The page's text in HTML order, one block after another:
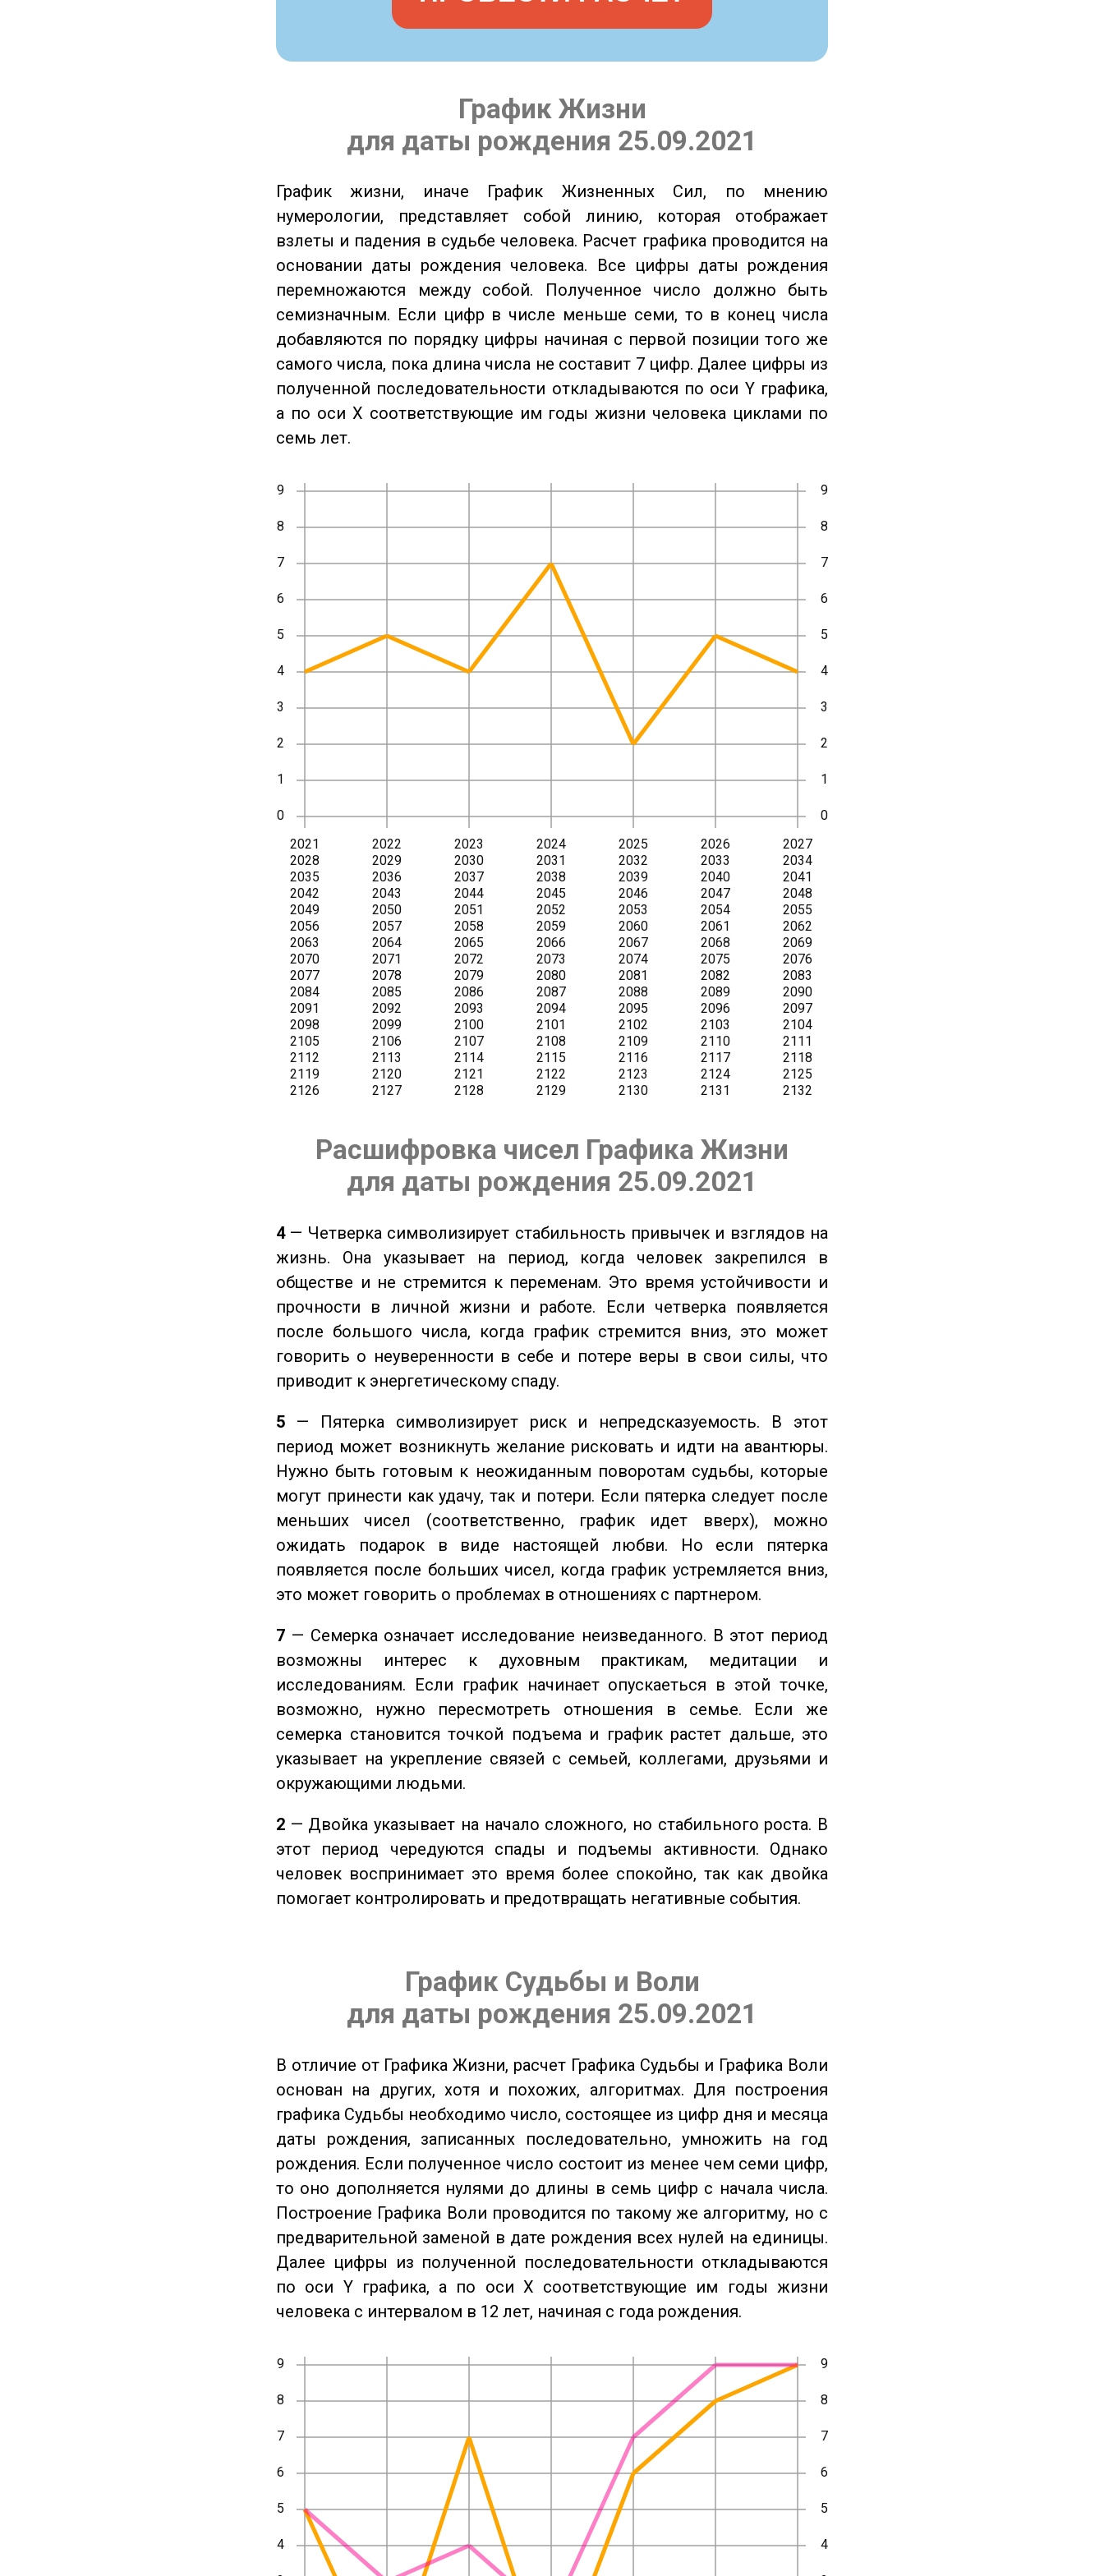
График Жизни
для даты рождения 25.09.2021
График жизни, иначе График Жизненных Сил, по мнению
нумерологии, представляет собой линию, которая отображает
взлеты и падения в судьбе человека. Расчет графика проводится на
основании даты рождения человека. Все цифры даты рождения
перемножаются между собой. Полученное число должно быть
семизначным. Если цифр в числе меньше семи, то в конец числа
добавляются по порядку цифры начиная с первой позиции того же
самого числа, пока длина числа не составит 7 цифр. Далее цифры из
полученной последовательности откладываются по оси Y графика,
а по оси X соответствующие им годы жизни человека циклами по
семь лет.
Расшифровка чисел Графика Жизни
для даты рождения 25.09.2021
4— Четверка символизирует стабильность привычек и взглядов на
жизнь. Она указывает на период, когда человек закрепился в
обществе и не стремится к переменам. Это время устойчивости и
прочности в личной жизни и работе. Если четверка появляется
после большого числа, когда график стремится вниз, это может
говорить о неуверенности в себе и потере веры в свои силы, что
приводит к энергетическому спаду.
5 — Пятерка символизирует риск и непредсказуемость. В этот
период может возникнуть желание рисковать и идти на авантюры.
Нужно быть готовым к неожиданным поворотам судьбы, которые
могут принести как удачу, так и потери. Если пятерка следует после
меньших чисел (соответственно, график идет вверх), можно
ожидать подарок в виде настоящей любви. Но если пятерка
появляется после больших чисел, когда график устремляется вниз,
это может говорить о проблемах в отношениях с партнером.
7 — Семерка означает исследование неизведанного. В этот период
возможны интерес к духовным практикам, медитации и
исследованиям. Если график начинает опускаеться в этой точке,
возможно, нужно пересмотреть отношения в семье. Если же
семерка становится точкой подъема и график растет дальше, это
указывает на укрепление связей с семьей, коллегами, друзьями и
окружающими людьми.
2 — Двойка указывает на начало сложного, но стабильного роста. В
этот период чередуются спады и подъемы активности. Однако
человек воспринимает это время более спокойно, так как двойка
помогает контролировать и предотвращать негативные события.
График Судьбы и Воли
для даты рождения 25.09.2021
В отличие от Графика Жизни, расчет Графика Судьбы и Графика Воли
основан на других, хотя и похожих, алгоритмах. Для построения
графика Судьбы необходимо число, состоящее из цифр дня и месяца
даты рождения, записанных последовательно, умножить на год
рождения. Если полученное число состоит из менее чем семи цифр,
то оно дополняется нулями до длины в семь цифр с начала числа.
Построение Графика Воли проводится по такому же алгоритму, но с
предварительной заменой в дате рождения всех нулей на единицы.
Далее цифры из полученной последовательности откладываются
по оси Y графика, а по оси X соответствующие им годы жизни
человека с интервалом в 12 лет, начиная с года рождения.